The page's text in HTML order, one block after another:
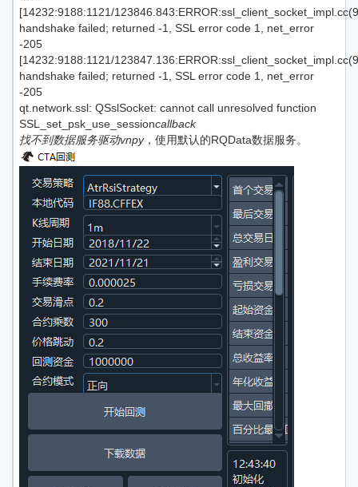
[14232:9188:1121/
handshake failed; returned -1, SSL error code 1, net_error
-205
[14232:9188:1121/
handshake failed; returned -1, SSL error code 1, net_error
-205
qt.network.ssl: QSslSocket: cannot call unresolved function
SSL_set_psk_use_sessioncallback
找不到数据服务驱动vnpy，使用默认的RQData数据服务。